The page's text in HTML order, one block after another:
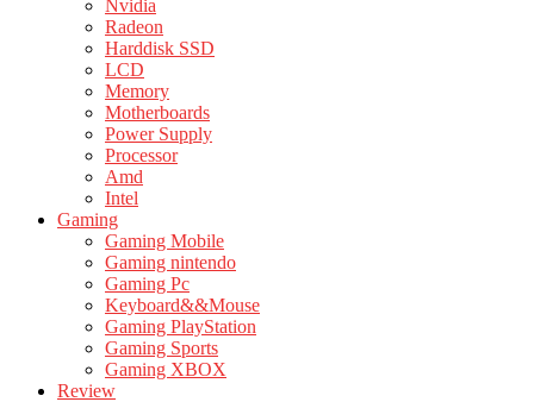
Nvidia
Radeon
Harddisk SSD
LCD
Memory
Motherboards
Power Supply
Processor
Amd
Intel
Gaming
Gaming Mobile
Gaming nintendo
Gaming Pc
Keyboard&&Mouse
Gaming PlayStation
Gaming Sports
Gaming XBOX
Review